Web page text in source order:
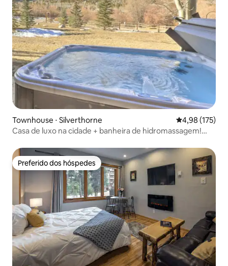
Townhouse ⋅ Silverthorne 4,98 de uma
4,98 (175)
Casa de luxo na cidade + banheira de hidromassagem!
Preferido dos hóspedes
Preferido dos hóspedes